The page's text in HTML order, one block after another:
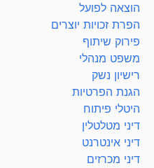
הוצאה לפועל
הפרת זכויות יוצרים
פירוק שיתוף
משפט מנהלי
רישיון נשק
הגנת הפרטיות
היטלי פיתוח
דיני מטלטלין
דיני אינטרנט
דיני מכרזים